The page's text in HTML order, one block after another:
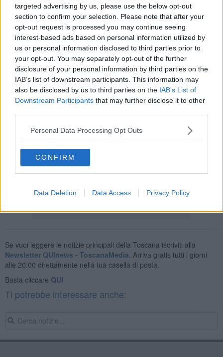
targeted advertising by us, please use the below opt-out
section to confirm your selection. Please note that after your
opt-out request is processed you may continue seeing
interest-based ads based on personal information utilized by
us or personal information disclosed to third parties prior to
your opt-out. You may separately opt-out of the further
disclosure of your personal information by third parties on the
IAB’s list of downstream participants. This information may
also be disclosed by us to third parties on the IAB’s List of
Downstream Participants that may further disclose it to other
Personal Data Processing Opt Outs
CONFIRM
Data Deletion Data Access Privacy Policy
FIRENZE —Con91 casi positivisalgono a 564 i contagiati nei
territori dell’Ausl Toscana Centro. Nella stessa area, ad oggi, ad
oggi risultano inoltre
decessi nei territori dell’Ausl Toscana Centro
di cui cinque registrati nelle ultime 24 ore: due donne di Firenze di
81 e 91 anni, una donna di 89 anni di Empoli, un uomo di 83 di San
Marcello Pistoiese-Piteglio, una donna di 89 anno di Prato.
I contagiati sono distribuiti nel territorio:
AREA FIORENTINA - 47 casi
AREA DI PRATO - 12 casi
EMPOLESE - 6 casi
Se vuoi leggere le notizie principali della Toscana iscriviti alla
Newsletter QUInews - ToscanaMedia. Arriva gratis tutti i giorni
alle 20:00 direttamente nella tua casella di posta.
Basta cliccare QUI
Ti potrebbe interessare anche: